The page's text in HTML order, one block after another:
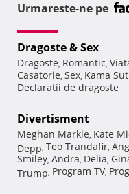
Urmareste-ne pe
Dragoste & Sex
Dragoste, Romantic,
Casatorie, Sex, Kama
Declaratii de dragoste
Divertisment
Meghan Markle, Kate
Depp, Teo Trandafir,
Smiley, Andra, Delia,
Trump, Program TV,